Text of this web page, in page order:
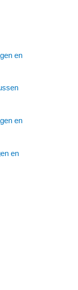
en
en
en